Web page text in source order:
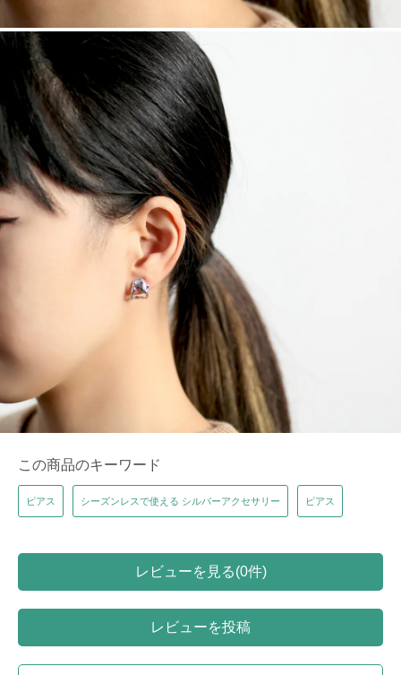
この商品のキーワード
ピアス シーズンレスで使える シルバーアクセサリー ピアス
レビューを見る(0件)
レビューを投稿